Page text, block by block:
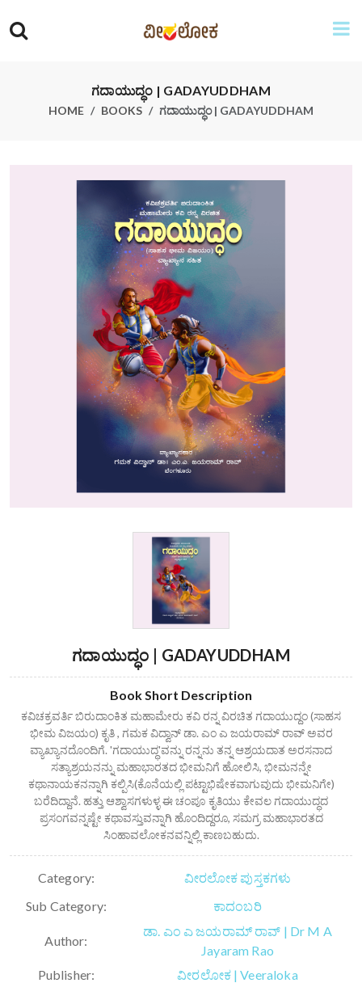
ಗದಾಯುದ್ಧಂ | GADAYUDDHAM
HOME BOOKS ಗದಾಯುದ್ಧಂ | GADAYUDDHAM
ಗದಾಯುದ್ಧಂ | GADAYUDDHAM
Book Short Description
ಕವಿಚಕ್ರವರ್ತಿ ಬಿರುದಾಂಕಿತ ಮಹಾಮೇರು ಕವಿ ರನ್ನ ವಿರಚಿತ ಗದಾಯುದ್ದಂ (ಸಾಹಸ
ಭೀಮ ವಿಜಯಂ) ಕೃತಿ , ಗಮಕ ವಿದ್ವಾನ್ ಡಾ. ಎಂ ಎ ಜಯರಾಮ್ ರಾವ್ ಅವರ
ವ್ಯಾಖ್ಯಾನದೊಂದಿಗೆ. 'ಗದಾಯುದ್ಧ'ವನ್ನು ರನ್ನನು ತನ್ನ ಆಶ್ರಯದಾತ ಅರಸನಾದ
ಸತ್ಯಾಶ್ರಯನನ್ನು ಮಹಾಭಾರತದ ಭೀಮನಿಗೆ ಹೋಲಿಸಿ, ಭೀಮನನ್ನೇ
ಕಥಾನಾಯಕನನ್ನಾಗಿ ಕಲ್ಪಿಸಿ(ಕೊನೆಯಲ್ಲಿ ಪಟ್ಟಾಭಿಷೇಕವಾಗುವುದು ಭೀಮನಿಗೇ)
ಬರೆದಿದ್ದಾನೆ. ಹತ್ತು ಆಶ್ವಾಸಗಳುಳ್ಳ ಈ ಚಂಪೂ ಕೃತಿಯು ಕೇವಲ ಗದಾಯುದ್ಧದ
ಪ್ರಸಂಗವನ್ನಷ್ಟೇ ಕಥಾವಸ್ತುವನ್ನಾಗಿ ಹೊಂದಿದ್ದರೂ, ಸಮಗ್ರ ಮಹಾಭಾರತದ
ಸಿಂಹಾವಲೋಕನವನ್ನಿಲ್ಲಿ ಕಾಣಬಹುದು.
Category:
ವೀರಲೋಕ ಪುಸ್ತಕಗಳು
Sub Category:
ಕಾದಂಬರಿ
Author:
ಡಾ. ಎಂ ಎ ಜಯರಾಮ್ ರಾವ್ | Dr M A
Jayaram Rao
Publisher:
ವೀರಲೋಕ | Veeraloka